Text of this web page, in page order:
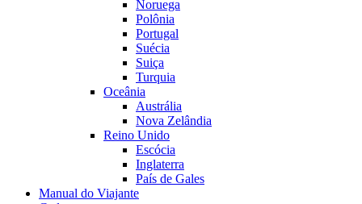
Noruega
Polônia
Portugal
Suécia
Suiça
Turquia
Oceânia
Austrália
Nova Zelândia
Reino Unido
Escócia
Inglaterra
País de Gales
Manual do Viajante